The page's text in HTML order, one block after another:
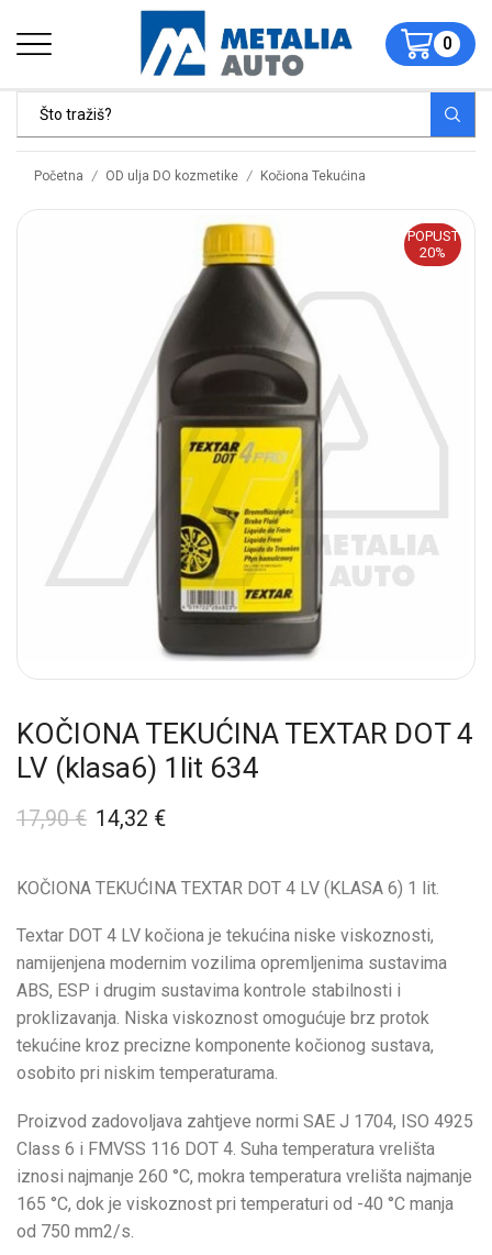
0
Početna / OD ulja DO kozmetike / Kočiona Tekućina
POPUST
20%
KOČIONA TEKUĆINA TEXTAR DOT 4
LV (klasa6) 1lit 634
17,90€ 14,32 €
KOČIONA TEKUĆINA TEXTAR DOT 4 LV (KLASA 6) 1 lit.
Textar DOT 4 LV kočiona je tekućina niske viskoznosti,
namijenjena modernim vozilima opremljenima sustavima
ABS, ESP i drugim sustavima kontrole stabilnosti i
proklizavanja. Niska viskoznost omogućuje brz protok
tekućine kroz precizne komponente kočionog sustava,
osobito pri niskim temperaturama.
Proizvod zadovoljava zahtjeve normi SAE J 1704, ISO 4925
Class 6 i FMVSS 116 DOT 4. Suha temperatura vrelišta
iznosi najmanje 260 °C, mokra temperatura vrelišta najmanje
165 °C, dok je viskoznost pri temperaturi od -40 °C manja
od 750 mm2/s.